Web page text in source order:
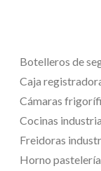
Botelleros de
Caja
Cámaras
Cocinas
Freidoras
Horno pastelería